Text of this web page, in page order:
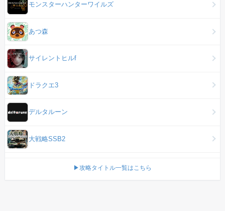
モンスターハンターワイルズ
あつ森
サイレントヒルf
ドラクエ3
デルタルーン
大戦略SSB2
▶攻略タイトル一覧はこちら